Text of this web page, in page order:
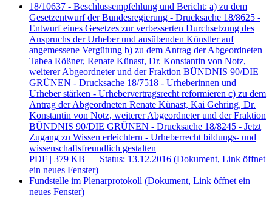
18/10637 - Beschlussempfehlung und Bericht: a) zu dem
Gesetzentwurf der Bundesregierung - Drucksache 18/8625 -
Entwurf eines Gesetzes zur verbesserten Durchsetzung des
Anspruchs der Urheber und ausübenden Künstler auf
angemessene Vergütung b) zu dem Antrag der Abgeordneten
Tabea Rößner, Renate Künast, Dr. Konstantin von Notz,
weiterer Abgeordneter und der Fraktion BÜNDNIS 90/DIE
GRÜNEN - Drucksache 18/7518 - Urheberinnen und
Urheber stärken - Urhebervertragsrecht reformieren c) zu dem
Antrag der Abgeordneten Renate Künast, Kai Gehring, Dr.
Konstantin von Notz, weiterer Abgeordneter und der Fraktion
BÜNDNIS 90/DIE GRÜNEN - Drucksache 18/8245 - Jetzt
Zugang zu Wissen erleichtern - Urheberrecht bildungs- und
wissenschaftsfreundlich gestalten
PDF | 379 KB — Status: 13.12.2016 (Dokument, Link öffnet
ein neues Fenster)
Fundstelle im Plenarprotokoll (Dokument, Link öffnet ein
neues Fenster)